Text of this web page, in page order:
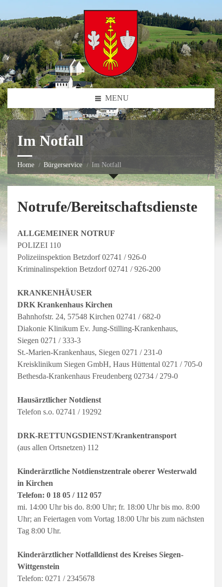
MENU
Im Notfall
Home Bürgerservice Im Notfall
Notrufe/Bereitschaftsdienste
ALLGEMEINER NOTRUF
POLIZEI 110
Polizeiinspektion Betzdorf 02741 / 926-0
Kriminalinspektion Betzdorf 02741 / 926-200
KRANKENHÄUSER
DRK Krankenhaus Kirchen
Bahnhofstr. 24, 57548 Kirchen 02741 / 682-0
Diakonie Klinikum Ev. Jung-Stilling-Krankenhaus,
Siegen 0271 / 333-3
St.-Marien-Krankenhaus, Siegen 0271 / 231-0
Kreisklinikum Siegen GmbH, Haus Hüttental 0271 / 705-0
Bethesda-Krankenhaus Freudenberg 02734 / 279-0
Hausärztlicher Notdienst
Telefon s.o. 02741 / 19292
DRK-RETTUNGSDIENST/Krankentransport
(aus allen Ortsnetzen) 112
Kinderärztliche Notdienstzentrale oberer Westerwald
in Kirchen
Telefon: 0 18 05 / 112 057
mi. 14:00 Uhr bis do. 8:00 Uhr; fr. 18:00 Uhr bis mo. 8:00
Uhr; an Feiertagen vom Vortag 18:00 Uhr bis zum nächsten
Tag 8:00 Uhr.
Kinderärztlicher Notfalldienst des Kreises Siegen-
Wittgenstein
Telefon: 0271 / 2345678